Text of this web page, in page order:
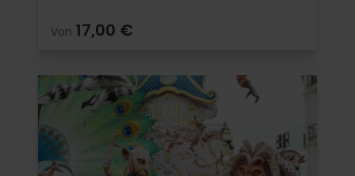
Von 17,00 €